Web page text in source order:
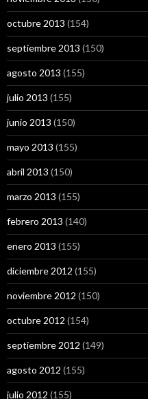
octubre 2013 (154)
septiembre 2013 (150)
agosto 2013 (155)
julio 2013 (155)
junio 2013 (150)
mayo 2013 (155)
abril 2013 (150)
marzo 2013 (155)
febrero 2013 (140)
enero 2013 (155)
diciembre 2012 (155)
noviembre 2012 (150)
octubre 2012 (154)
septiembre 2012 (149)
agosto 2012 (155)
julio 2012 (155)